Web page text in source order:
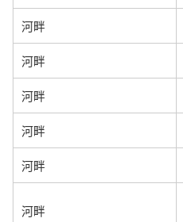
河畔
河畔
河畔
河畔
河畔
河畔